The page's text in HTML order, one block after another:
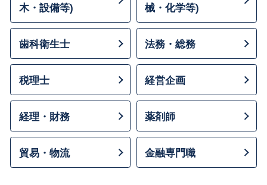
木・設備等)
械・化学等)
歯科衛生士 法務・総務
税理士 経営企画
経理・財務 薬剤師
貿易・物流 金融専門職